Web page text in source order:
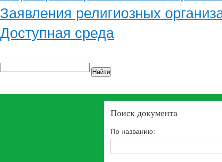
Заявления религиозных
Доступная среда
Найти
Поиск документа
По названию: